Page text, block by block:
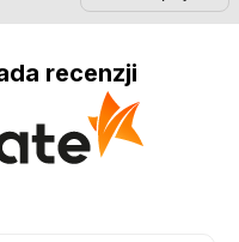
recenzji